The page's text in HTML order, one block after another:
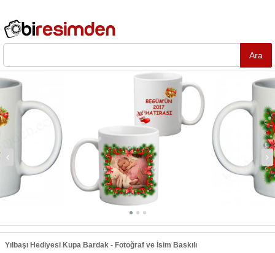
Yılbaşı Hediyesi Kupa Bardak - Fotoğraf ve İsim Baskılı